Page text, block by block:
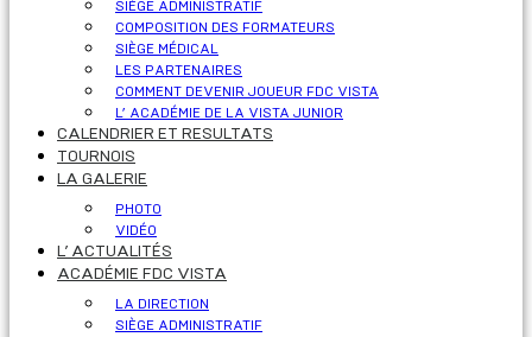
SIÈGE ADMINISTRATIF
COMPOSITION DES FORMATEURS
SIÈGE MÉDICAL
LES PARTENAIRES
COMMENT DEVENIR JOUEUR FDC VISTA
L’ ACADÉMIE DE LA VISTA JUNIOR
CALENDRIER ET RESULTATS
TOURNOIS
LA GALERIE
PHOTO
VIDÉO
L’ ACTUALITÉS
ACADÉMIE FDC VISTA
LA DIRECTION
SIÈGE ADMINISTRATIF